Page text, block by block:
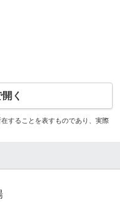
く
することを表すものであり、実際